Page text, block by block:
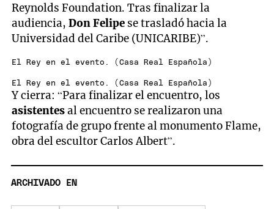
Reynolds Foundation. Tras finalizar la
audiencia,Don Felipe se trasladó hacia la
Universidad del Caribe (UNICARIBE)”.
El Rey en el evento. (Casa Real Española)
El Rey en el evento. (Casa Real Española)
Y cierra: “Para finalizar el encuentro, los
asistentesal encuentro se realizaron una
fotografía de grupo frente al monumento Flame,
obra del escultor Carlos Albert”.
ARCHIVADO EN